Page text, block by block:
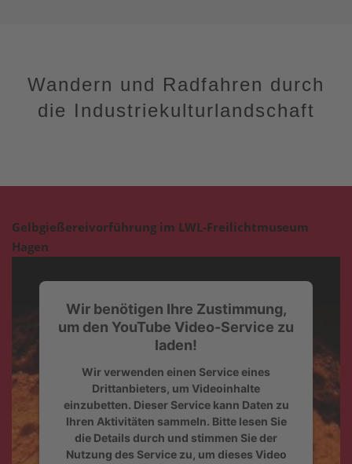
Wandern und Radfahren durch
die Industriekulturlandschaft
Gelbgießereivorführung im LWL-Freilichtmuseum
Hagen
Wir benötigen Ihre Zustimmung,
um den YouTube Video-Service zu
laden!
Wir verwenden einen Service eines
Drittanbieters, um Videoinhalte
einzubetten. Dieser Service kann Daten zu
Ihren Aktivitäten sammeln. Bitte lesen Sie
die Details durch und stimmen Sie der
Nutzung des Service zu, um dieses Video